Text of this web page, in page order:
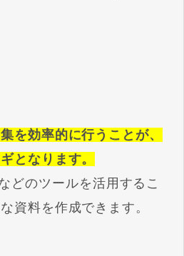
を効率的に行うことが、
となります。
どのツールを活用するこ
資料を作成できます。